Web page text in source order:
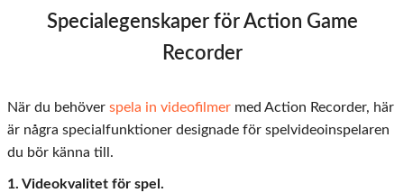
Specialegenskaper för Action Game
Recorder
När du behöver spela in videofilmer med Action Recorder, här
är några specialfunktioner designade för spelvideoinspelaren
du bör känna till.
1. Videokvalitet för spel.